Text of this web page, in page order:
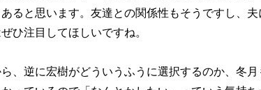
ると思います。友達との関係性もそうですし、
ひ注目してほしいですね。
、逆に宏樹がどういうふうに選択するのか、冬